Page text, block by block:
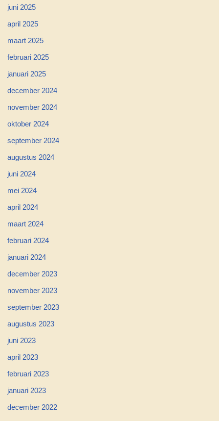
juni 2025
april 2025
maart 2025
februari 2025
januari 2025
december 2024
november 2024
oktober 2024
september 2024
augustus 2024
juni 2024
mei 2024
april 2024
maart 2024
februari 2024
januari 2024
december 2023
november 2023
september 2023
augustus 2023
juni 2023
april 2023
februari 2023
januari 2023
december 2022